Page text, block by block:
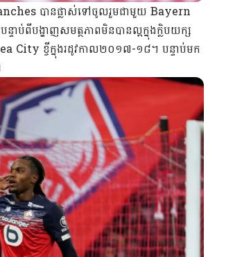
បានផ្លាស់ទៅចូលរួមជាមួយ Bayern
ប់ពីបង្ហាញសមត្ថភាពមិនបានល្អក្នុងក្លិបយក្ស
City ខ្ចីក្នុងរដូវកាល២០១៧-១៨។ បន្ទាប់មក